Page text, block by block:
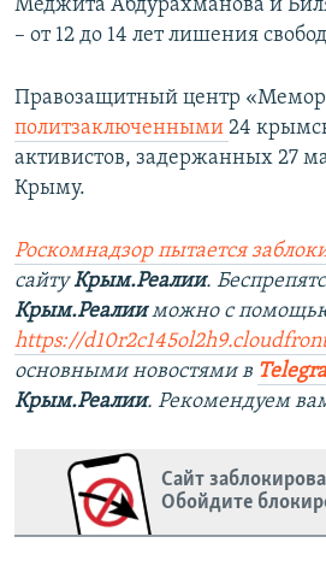
Меджита Абдурахманова и
– от 12 до 14 лет лишения
Правозащитный центр
политзаключенными 24
активистов, задержанных 27
Крыму.
Роскомнадзор пытается
сайтуКрым.Реалии.
Крым.Реалииможно с
https://
основными новостями в
Крым.Реалии. Рекомендуем
Сайт
Обойдите